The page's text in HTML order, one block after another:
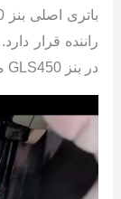
راننده قرار
در بنز GLS450 مشاهد کنید: